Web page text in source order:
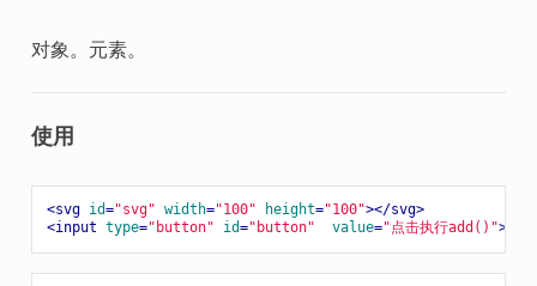
对象。元素。
使用
<svg id="svg" width="100" height="100"></svg>
<input type="button" id="button" value="点击执行add()">